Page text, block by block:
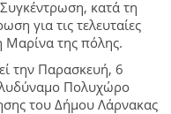
κατά τη
για τις τελευταίες
Μαρίνα της πόλης.
την Παρασκευή, 6
Πολυχώρο
του Δήμου Λάρνακας